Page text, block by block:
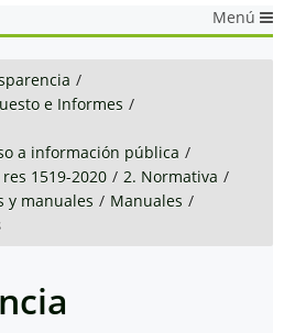
Menú
/
e Informes /
a información pública /
1519-2020 / 2. Normativa /
y manuales / Manuales /